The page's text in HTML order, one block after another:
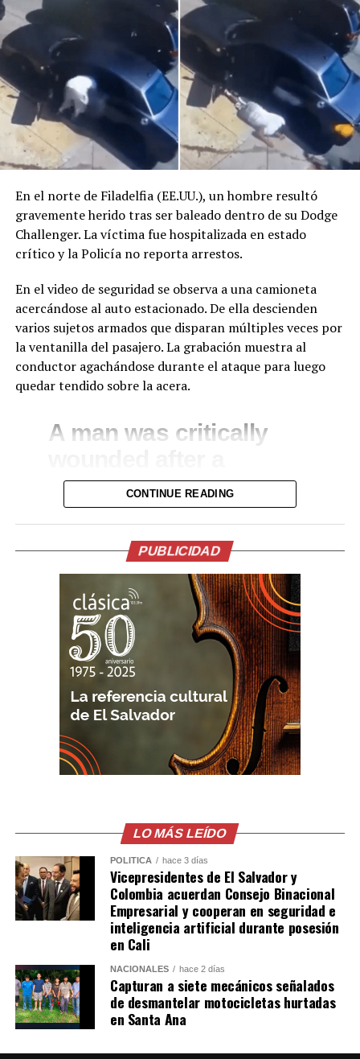
Comparte esto:
Facebook
Me gusta esto:
En el norte de Filadelfia (EE.UU.), un hombre resultó
gravemente herido tras ser baleado dentro de su Dodge
Challenger. La víctima fue hospitalizada en estado
crítico y la Policía no reporta arrestos.
En el video de seguridad se observa a una camioneta
acercándose al auto estacionado. De ella descienden
varios sujetos armados que disparan múltiples veces por
la ventanilla del pasajero. La grabación muestra al
conductor agachándose durante el ataque para luego
quedar tendido sobre la acera.
A man was critically
gunman opened fire on
his Dodge Challenger in
broad daylight in North
Philadelphia.
The car was riddled
with bullets through the
passenger-side
window.
pic.twitter.com/upJyZXvTsz
— AugustinBrian
24, 2026
Comparte esto:
Facebook X
Me gusta esto:
CONTINUE READING
PUBLICIDAD
LO MÁS LEÍDO
POLÍTICA hace 3 días
Vicepresidentes de El Salvador y
Colombia acuerdan Consejo Binacional
Empresarial y cooperan en seguridad e
inteligencia artificial durante posesión
en Cali
NACIONALES hace 2 días
Capturan a siete mecánicos señalados
de desmantelar motocicletas hurtadas
en Santa Ana